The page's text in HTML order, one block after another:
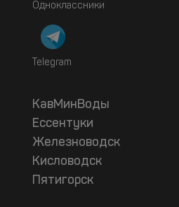
Одноклассники
Telegram
КавМинВоды
Ессентуки
Железноводск
Кисловодск
Пятигорск